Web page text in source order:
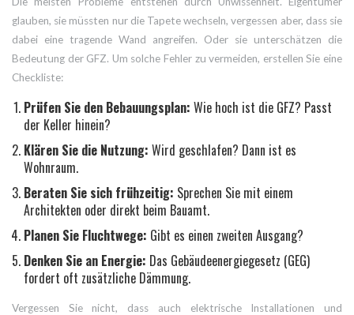
glauben, sie müssten nur die Tapete wechseln, vergessen aber, dass sie
dabei eine tragende Wand angreifen. Oder sie unterschätzen die
Bedeutung der GFZ. Um solche Fehler zu vermeiden, erstellen Sie eine
Checkliste:
Prüfen Sie den Bebauungsplan: Wie hoch ist die GFZ? Passt
der Keller hinein?
Klären Sie die Nutzung: Wird geschlafen? Dann ist es
Wohnraum.
Beraten Sie sich frühzeitig: Sprechen Sie mit einem
Architekten oder direkt beim Bauamt.
Planen Sie Fluchtwege: Gibt es einen zweiten Ausgang?
Denken Sie an Energie: Das Gebäudeenergiegesetz (GEG)
fordert oft zusätzliche Dämmung.
Vergessen Sie nicht, dass auch elektrische Installationen und